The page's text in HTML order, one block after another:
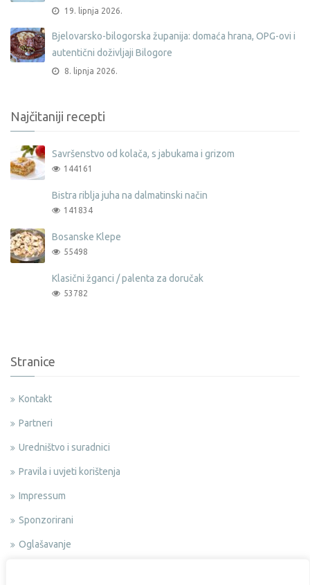
19. lipnja 2026.
Bjelovarsko-bilogorska županija: domaća hrana, OPG-ovi i
autentični doživljaji Bilogore
8. lipnja 2026.
Najčitaniji recepti
Savršenstvo od kolača, s jabukama i grizom
144161
Bistra riblja juha na dalmatinski način
141834
Bosanske Klepe
55498
Klasični žganci / palenta za doručak
53782
Stranice
Kontakt
Partneri
Uredništvo i suradnici
Pravila i uvjeti korištenja
Impressum
Sponzorirani
Oglašavanje